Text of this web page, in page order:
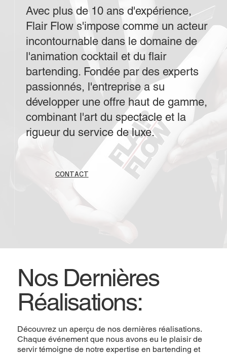
CONTACT
Avec plus de 10 ans d'expérience,
Flair Flow s'impose comme un acteur
incontournable dans le domaine de
l'animation cocktail et du flair
bartending. Fondée par des experts
passionnés, l'entreprise a su
développer une offre haut de gamme,
combinant l'art du spectacle et la
rigueur du service de luxe.
Nos Dernières
Réalisations:
Découvrez un aperçu de nos dernières réalisations.
Chaque événement que nous avons eu le plaisir de
servir témoigne de notre expertise en bartending et